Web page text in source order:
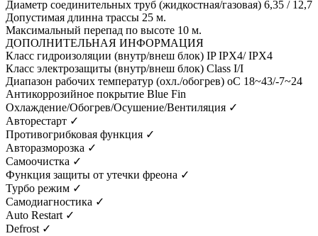
Диаметр соединительных труб (жидкостная/газовая) 6,35 / 12,7
Допустимая длинна трассы 25 м.
Максимальный перепад по высоте 10 м.
ДОПОЛНИТЕЛЬНАЯ ИНФОРМАЦИЯ
Класс гидроизоляции (внутр/внеш блок) IP IPX4/ IPX4
Класс электрозащиты (внутр/внеш блок) Class I/I
Диапазон рабочих температур (охл./обогрев) oC 18~43/-7~24
Антикоррозийное покрытие Blue Fin
Охлаждение/Обогрев/Осушение/Вентиляция ✓
Авторестарт ✓
Противогрибковая функция ✓
Авторазморозка ✓
Самоочистка ✓
Функция защиты от утечки фреона ✓
Турбо режим ✓
Самодиагностика ✓
Auto Restart ✓
Defrost ✓